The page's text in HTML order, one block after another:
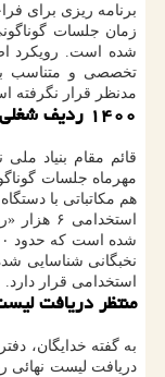
برنامه ریزی برای
زمان جلسات
شده است. رویکرد
تخصصی و متناسب
مدنظر قرار نگرفته
۱۴۰۰ ردیف شغلی تخصصی برای نخبگان شناسایی شد
قائم مقام بنیاد
مهرماه جلسات
هم مکاتباتی با
نخبگانی شناسایی
استخدامی قرار دارد.
منتظر دریافت
به گفته خدایگان،
دریافت لیست نهائی